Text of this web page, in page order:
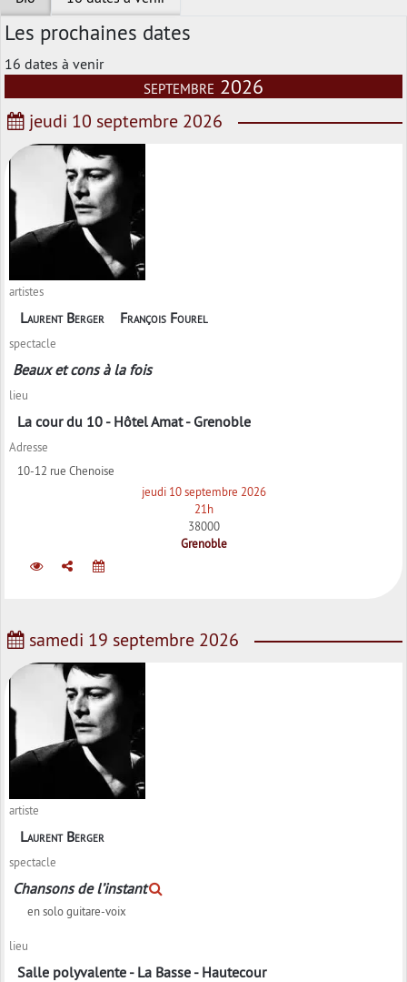
Les prochaines dates
16 dates à venir
septembre 2026
jeudi 10 septembre 2026
artistes
Laurent Berger François Fourel
spectacle
Beaux et cons à la fois
lieu
La cour du 10 - Hôtel Amat - Grenoble
Adresse
10-12 rue Chenoise
jeudi 10 septembre 2026
21h
38000
Grenoble
samedi 19 septembre 2026
artiste
Laurent Berger
spectacle
Chansons de l’instant
en solo guitare-voix
lieu
Salle polyvalente - La Basse - Hautecour